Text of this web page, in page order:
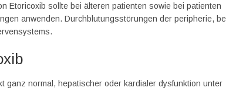
Etoricoxib sollte bei älteren patienten sowie bei patienten
anwenden. Durchblutungsstörungen der peripherie,
ganz normal, hepatischer oder kardialer dysfunktion unter